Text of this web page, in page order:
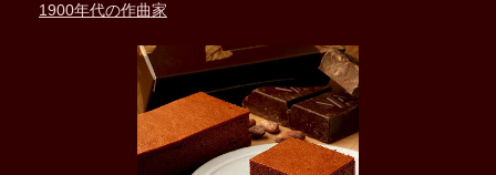
1900年代の作曲家